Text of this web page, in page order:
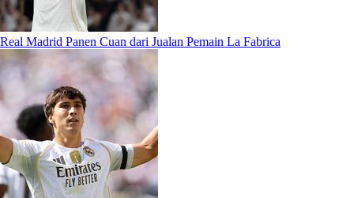
Real Madrid Panen Cuan dari Jualan Pemain La Fabrica